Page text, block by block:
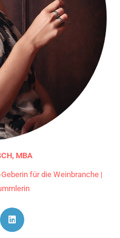
MBA
für die Weinbranche |